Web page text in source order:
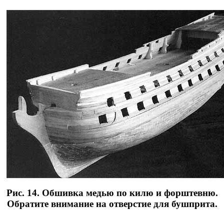
Рис. 14. Обшивка медью по килю и форштевню.
Обратите внимание на отверстие для бушприта.